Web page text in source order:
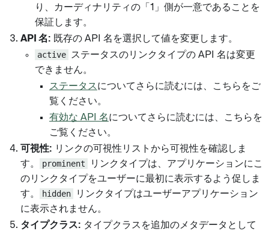
り、カーディナリティの「1」側が一意であることを
保証します。
API 名: 既存の API 名を選択して値を変更します。
active
ステータスのリンクタイプの API 名は変更
できません。
ステータスについてさらに読むには、こちらをご
覧ください。
有効な API 名についてさらに読むには、こちらを
ご覧ください。
可視性: リンクの可視性リストから可視性を確認しま
す。
prominent
リンクタイプは、アプリケーションにこ
のリンクタイプをユーザーに最初に表示するよう促しま
す。
hidden
リンクタイプはユーザーアプリケーション
に表示されません。
タイプクラス: タイプクラスを追加のメタデータとして